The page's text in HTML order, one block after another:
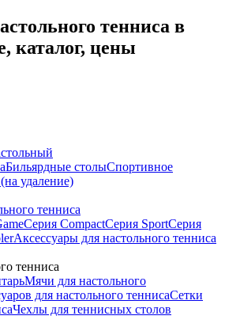
тенниса в
каталог, цены
Бильярдные столыСпортивное
удаление)
тенниса
Серия CompactСерия SportСерия
Аксессуары для настольного тенниса
тенниса
Мячи для настольного
для настольного теннисаСетки
Чехлы для теннисных столов